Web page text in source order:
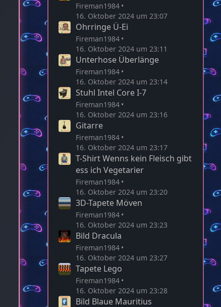
Fireman1984
16. Oktober 2024 um 23:07
Ohrringe Ü-Ei
Fireman1984
16. Oktober 2024 um 23:11
Unterhose Überlänge
Fireman1984
16. Oktober 2024 um 23:14
Stuhl Intel Core I-7
Fireman1984
16. Oktober 2024 um 23:16
Gitarre
Fireman1984
16. Oktober 2024 um 23:17
T-Shirt Wenns kein Fleisch gibt
ess ich Vegetarier
Fireman1984
16. Oktober 2024 um 23:20
3D-Tapete Möven
Fireman1984
16. Oktober 2024 um 23:23
Bild Dracula
Fireman1984
16. Oktober 2024 um 23:27
Tapete Lego
Fireman1984
16. Oktober 2024 um 23:28
Bild Blaue Mauritius